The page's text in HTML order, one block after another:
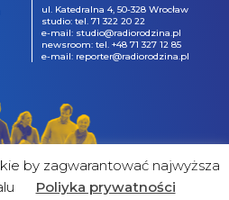
ul. Katedralna 4, 50-328 Wrocław
studio: tel. 71 322 20 22
e-mail: studio@radiorodzina.pl
newsroom: tel. +48 71 327 12 85
e-mail: reporter@radiorodzina.pl
by zagwarantować najwyższa
Poliyka prywatności